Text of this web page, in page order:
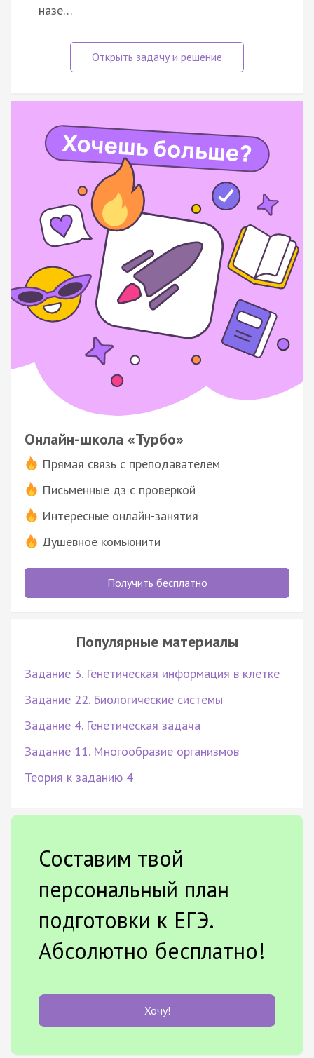
назе…
Онлайн-школа «Турбо»
Прямая связь с преподавателем
Письменные дз с проверкой
Интересные онлайн-занятия
Душевное комьюнити
Получить бесплатно
Популярные материалы
Задание 3. Генетическая информация в клетке
Задание 22. Биологические системы
Задание 4. Генетическая задача
Задание 11. Многообразие организмов
Теория к заданию 4
Составим твой
персональный план
подготовки к ЕГЭ.
Абсолютно бесплатно!
Хочу!